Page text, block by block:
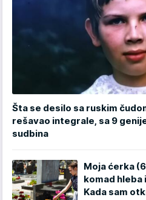
Šta se desilo sa ruskim
rešavao integrale, sa 9
sudbina
Moja ćerka
komad hleba
Kada sam